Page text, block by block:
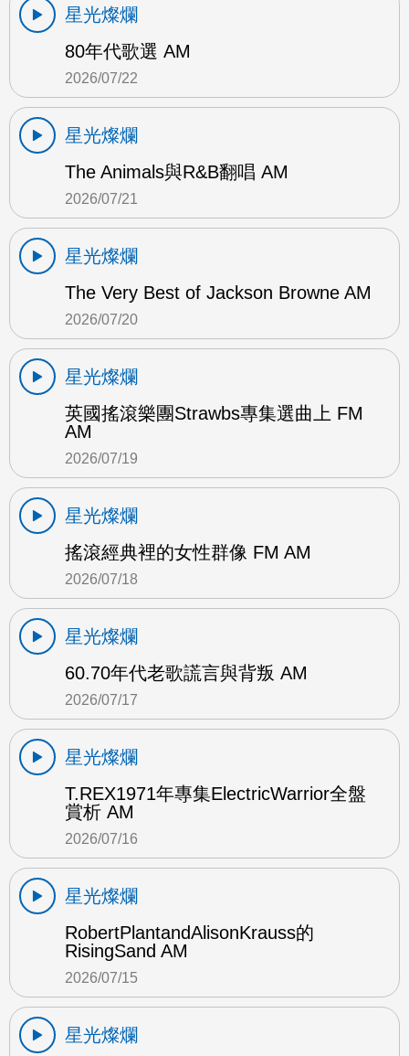
星光燦爛
80年代歌選 AM
2026/07/22
星光燦爛
The Animals與R&B翻唱 AM
2026/07/21
星光燦爛
The Very Best of Jackson Browne AM
2026/07/20
星光燦爛
英國搖滾樂團Strawbs專集選曲上 FM
AM
2026/07/19
星光燦爛
搖滾經典裡的女性群像 FM AM
2026/07/18
星光燦爛
60.70年代老歌謊言與背叛 AM
2026/07/17
星光燦爛
T.REX1971年專集ElectricWarrior全盤
賞析 AM
2026/07/16
星光燦爛
RobertPlantandAlisonKrauss的
RisingSand AM
2026/07/15
星光燦爛